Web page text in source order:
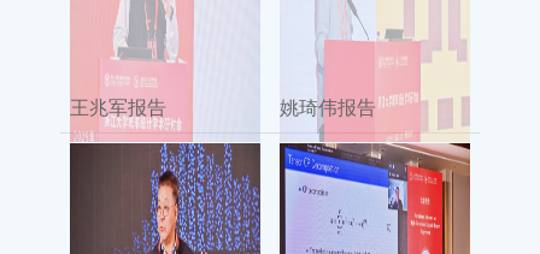
王兆军报告 姚琦伟报告